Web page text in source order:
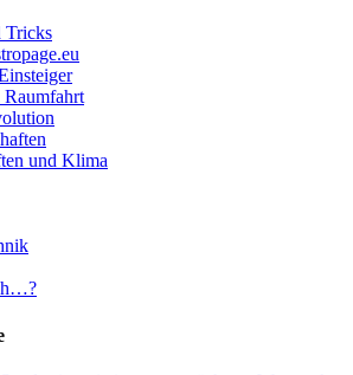
Tricks
und Klima